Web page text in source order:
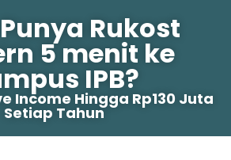
Rukost
5 menit ke
IPB?
Income Hingga Rp130 Juta
Setiap Tahun